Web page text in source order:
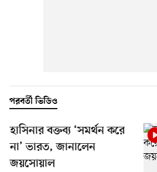
পরবর্তী ভিডিও
হাসিনার বক্তব্য ‘সমর্থন করে
না’ ভারত, জানালেন
জয়সোয়াল